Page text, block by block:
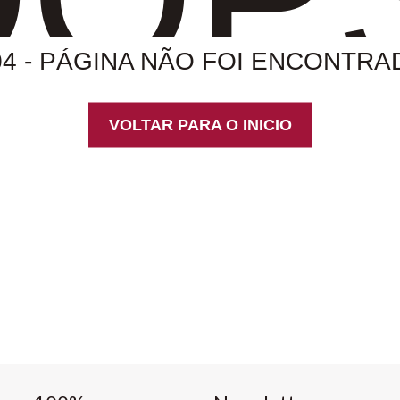
- PÁGINA NÃO FOI
VOLTAR PARA O INICIO